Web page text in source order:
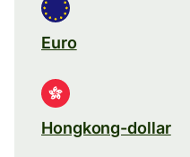
Euro
Hongkong-dollar